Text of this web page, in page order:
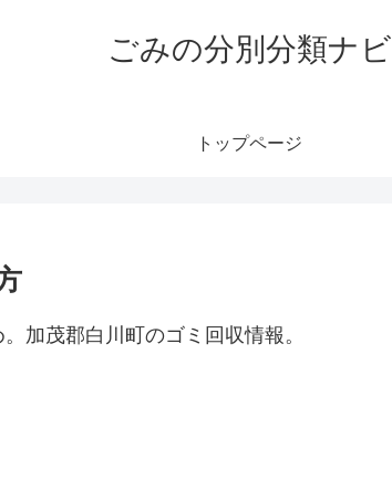
ごみの分別分類ナビ
トップページ
加茂郡白川町のゴミ回収情報。